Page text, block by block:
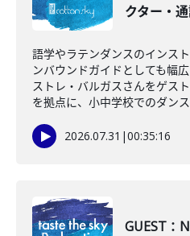
クター・通
語学やラテンダンスのインス
ンバウンドガイドとしても幅
ストレ・バルガスさんをゲス
を拠点に、小中学校でのダン
2026.07.31 |00:35:16
GUEST：